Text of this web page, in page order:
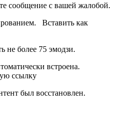
сообщение с вашей жалобой.
Вставить как
не более 75 эмодзи.
встроена.
ссылку
был восстановлен.